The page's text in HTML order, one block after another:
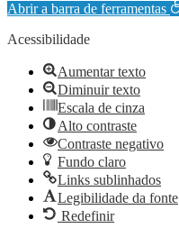
Abrir a barra de ferramentas
Acessibilidade
Aumentar texto
Diminuir texto
Escala de cinza
Alto contraste
Contraste negativo
Fundo claro
Links sublinhados
Legibilidade da fonte
Redefinir